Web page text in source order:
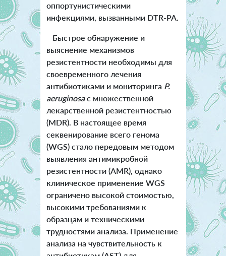
оппортунистическими
инфекциями, вызванными DTR-PA.
Быстрое обнаружение и
выяснение механизмов
резистентности необходимы для
своевременного лечения
антибиотиками и мониторинга P.
aeruginosaс множественной
лекарственной резистентностью
(MDR). В настоящее время
секвенирование всего генома
(WGS) стало передовым методом
выявления антимикробной
резистентности (AMR), однако
клиническое применение WGS
ограничено высокой стоимостью,
высокими требованиями к
образцам и техническими
трудностями анализа. Применение
анализа на чувствительность к